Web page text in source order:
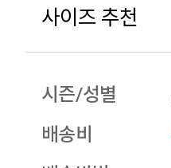
사이즈 추천
시즌/성별
배송비